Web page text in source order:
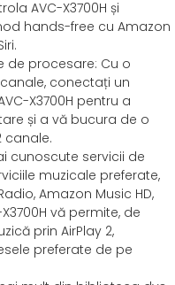
AVC-X3700H și
hands-free cu Amazon
de procesare: Cu o
conectați un
X3700H pentru a
și a vă bucura de o
canale.
cunoscute servicii de
muzicale preferate,
Amazon Music HD,
vă permite, de
prin AirPlay 2,
preferate de pe